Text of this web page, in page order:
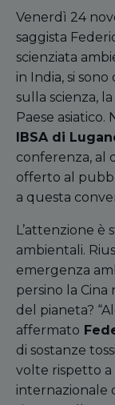
Venerdì 24
saggista
scienziata
in India, si
sulla scienza,
Paese asiatico.
IBSA di
conferenza, al
offerto al
a questa
L’attenzione
ambientali.
emergenza
persino la Cina
del pianeta?
affermato
di sostanze
volte rispetto a
internazionale